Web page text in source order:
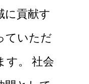
に貢献す
ていただ
す。 社会